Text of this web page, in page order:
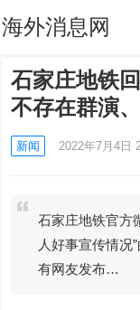
海外消息网
石家庄地铁
不存在群演
新闻 2022年7月4日
石家庄地铁官方
人好事宣传情况
有网友发布…